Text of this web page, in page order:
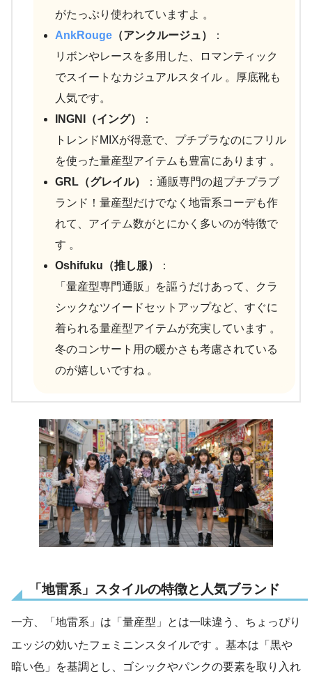
がたっぷり使われていますよ 。
AnkRouge（アンクルージュ）
：
リボンやレースを多用した、ロマンティック
でスイートなカジュアルスタイル 。厚底靴も
人気です。
INGNI（イング）
：
トレンドMIXが得意で、プチプラなのにフリル
を使った量産型アイテムも豊富にあります 。
GRL（グレイル）
：通販専門の超プチプラブ
ランド！量産型だけでなく地雷系コーデも作
れて、アイテム数がとにかく多いのが特徴で
す 。
Oshifuku（推し服）
：
「量産型専門通販」を謳うだけあって、クラ
シックなツイードセットアップなど、すぐに
着られる量産型アイテムが充実しています 。
冬のコンサート用の暖かさも考慮されている
のが嬉しいですね 。
「地雷系」スタイルの特徴と人気ブランド
一方、「地雷系」は「量産型」とは一味違う、ちょっぴり
エッジの効いたフェミニンスタイルです 。基本は「黒や
暗い色」を基調とし、ゴシックやパンクの要素を取り入れ